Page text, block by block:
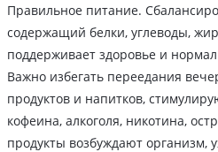
Правильное питание.
содержащий белки, углеводы,
поддерживает здоровье и
Важно избегать переедания
продуктов и напитков,
кофеина, алкоголя, никотина,
продукты возбуждают организм,